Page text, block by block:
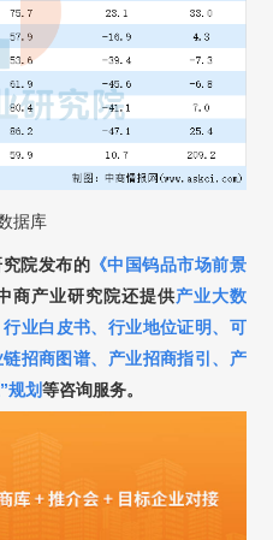
据库
院发布的 《中国钨品市场前景
商产业研究院还提供产业大数
行业白皮书、 行业地位证明、 可
链招商图谱、 产业招商指引 、 产
规划等咨询服务。